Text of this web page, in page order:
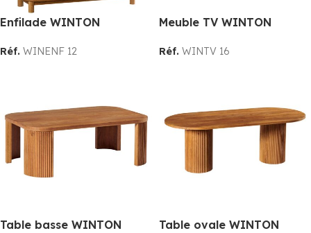
Enfilade WINTON
Réf. WINENF 12
Meuble TV WINTON
Réf. WINTV 16
Table basse WINTON Table ovale WINTON